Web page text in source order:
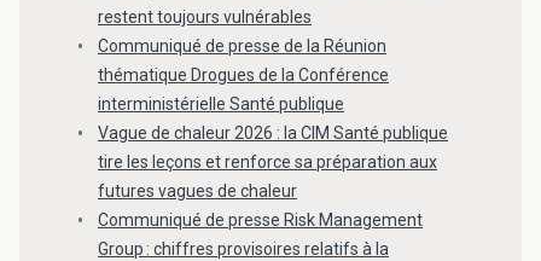
restent toujours vulnérables
Communiqué de presse de la Réunion
thématique Drogues de la Conférence
interministérielle Santé publique
Vague de chaleur 2026 : la CIM Santé publique
tire les leçons et renforce sa préparation aux
futures vagues de chaleur
Communiqué de presse Risk Management
Group : chiffres provisoires relatifs à la